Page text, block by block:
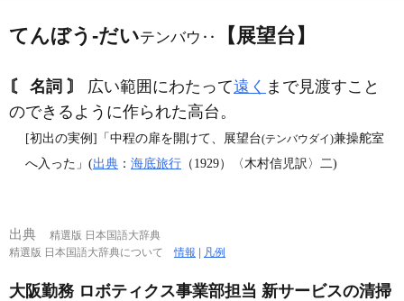
てんぼう‐だいテンバウ‥ 【展望台】
〘 名詞 〙 広い範囲にわたって遠く まで見渡すこと
のできるように作られた高台。
[初出の実例]「中程の扉を開けて、展望台(テンバウダイ)兼操舵室
へ入った」(出典 ： 海底旅行 （1929）〈木村信児訳〉二)
出典
精選版 日本国語大辞典
精選版 日本国語大辞典について情報 | 凡例
大阪勤務 ロボティクス事業部担当 新サービスの清掃